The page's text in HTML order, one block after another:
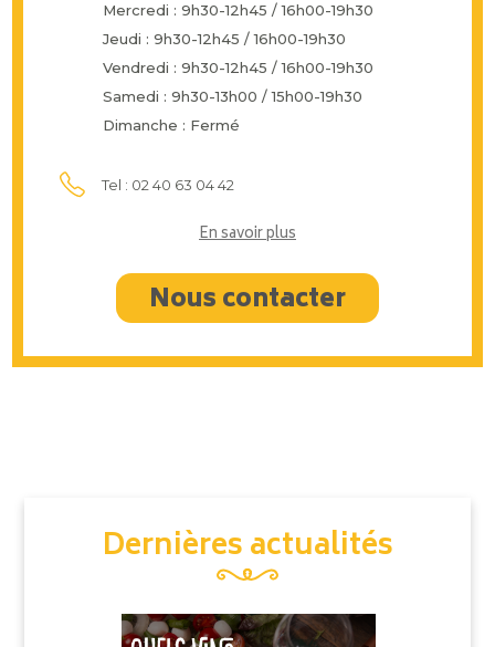
Mercredi : 9h30-12h45 / 16h00-19h30
Jeudi : 9h30-12h45 / 16h00-19h30
Vendredi : 9h30-12h45 / 16h00-19h30
Samedi : 9h30-13h00 / 15h00-19h30
Dimanche : Fermé
Tel : 02 40 63 04 42
En savoir plus
Nous contacter
Dernières actualités